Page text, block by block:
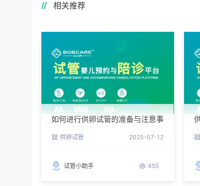
相关推荐
如何进行供卵试管的准备与注意事
供卵试管 2025-07-12
试管小助手 455